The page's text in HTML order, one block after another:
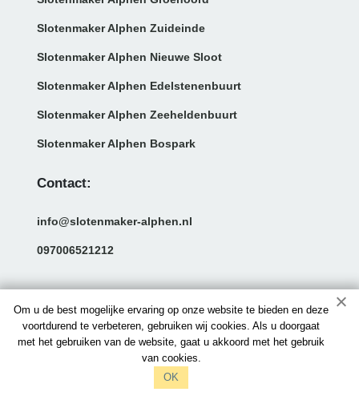
Om u de best mogelijke ervaring op onze website te bieden en deze
voortdurend te verbeteren, gebruiken wij cookies. Als u doorgaat
met het gebruiken van de website, gaat u akkoord met het gebruik
van cookies.
OK
Slotenmaker Alphen Zuideinde
Slotenmaker Alphen Nieuwe Sloot
Slotenmaker Alphen Edelstenenbuurt
Slotenmaker Alphen Zeeheldenbuurt
Slotenmaker Alphen Bospark
Contact:
info@slotenmaker-alphen.nl
097006521212